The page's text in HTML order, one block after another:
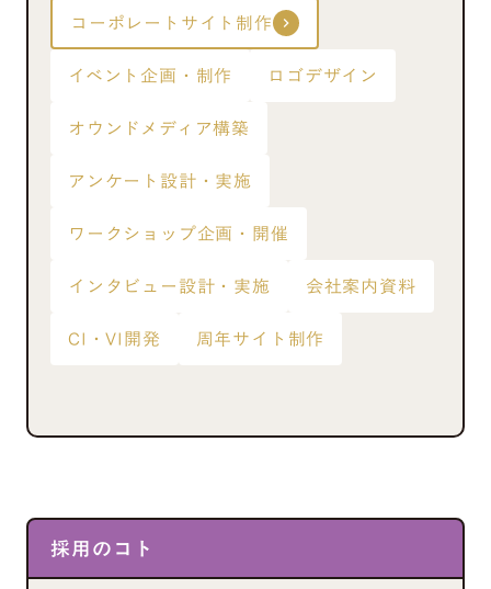
コーポレートサイト制作
keyboard_arrow_right
イベント企画・制作
ロゴデザイン
オウンドメディア構築
アンケート設計・実施
ワークショップ企画・開催
インタビュー設計・実施
会社案内資料
CI・VI開発
周年サイト制作
採用のコト